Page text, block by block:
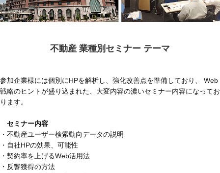
不動産 業種別セミナー テーマ
参加企業様には個別にHPを解析し、強化改善点を準備しており、
Web
戦略のヒントが盛り込まれた、大変内容の濃いセミナー内容になってお
ります。
セミナー内容
・不動産ユーザー検索動向データの説明
・自社HPの効果、可能性
・契約率を上げるWeb活用法
・反響獲得の方法